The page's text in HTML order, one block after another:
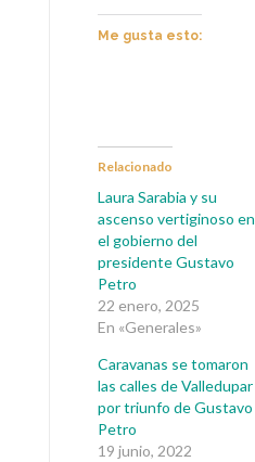
Me gusta esto:
Relacionado
Laura Sarabia y su
ascenso vertiginoso en
el gobierno del
presidente Gustavo
Petro
22 enero, 2025
En «Generales»
Caravanas se tomaron
las calles de Valledupar
por triunfo de Gustavo
Petro
19 junio, 2022